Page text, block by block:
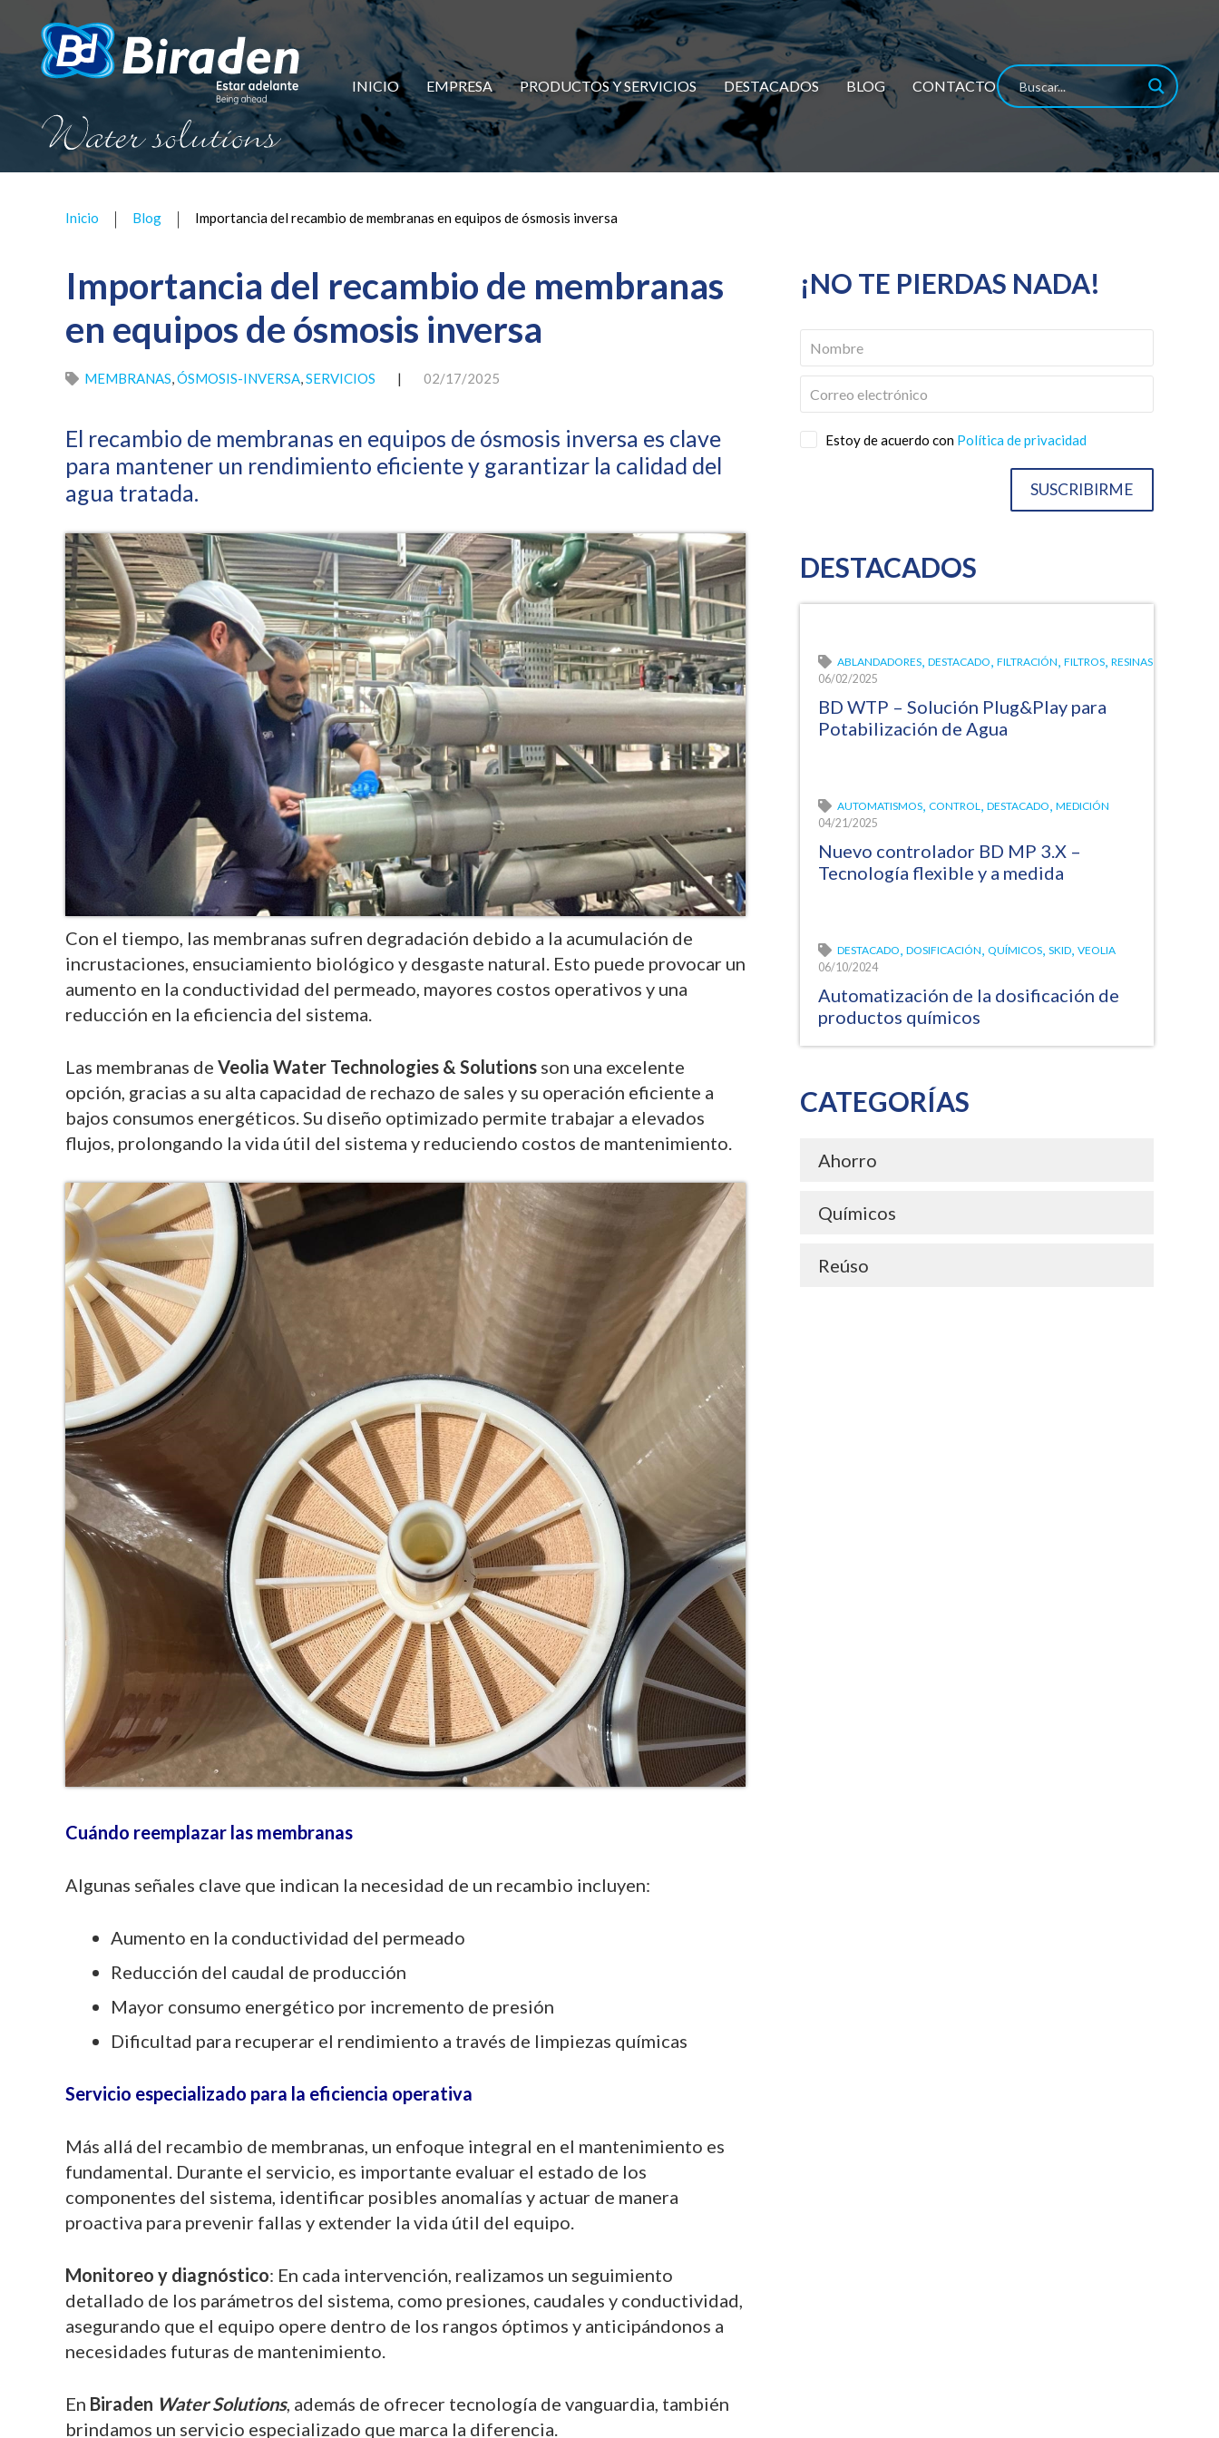
INICIO EMPRESA PRODUCTOS Y SERVICIOS DESTACADOS BLOG CONTACTO
Inicio Blog Importancia del recambio de membranas en equipos de ósmosis inversa
Importancia del recambio de membranas
en equipos de ósmosis inversa
MEMBRANAS,ÓSMOSIS-INVERSA,SERVICIOS | 02/17/2025
El recambio de membranas en equipos de ósmosis inversa es clave
para mantener un rendimiento eficiente y garantizar la calidad del
agua tratada.
Con el tiempo, las membranas sufren degradación debido a la acumulación de
incrustaciones, ensuciamiento biológico y desgaste natural. Esto puede provocar un
aumento en la conductividad del permeado, mayores costos operativos y una
reducción en la eficiencia del sistema.
Las membranas de Veolia Water Technologies & Solutions son una excelente
opción, gracias a su alta capacidad de rechazo de sales y su operación eficiente a
bajos consumos energéticos. Su diseño optimizado permite trabajar a elevados
flujos, prolongando la vida útil del sistema y reduciendo costos de mantenimiento.
Cuándo reemplazar las membranas
Algunas señales clave que indican la necesidad de un recambio incluyen:
Aumento en la conductividad del permeado
Reducción del caudal de producción
Mayor consumo energético por incremento de presión
Dificultad para recuperar el rendimiento a través de limpiezas químicas
Servicio especializado para la eficiencia operativa
Más allá del recambio de membranas, un enfoque integral en el mantenimiento es
fundamental. Durante el servicio, es importante evaluar el estado de los
componentes del sistema, identificar posibles anomalías y actuar de manera
proactiva para prevenir fallas y extender la vida útil del equipo.
Monitoreo y diagnóstico: En cada intervención, realizamos un seguimiento
detallado de los parámetros del sistema, como presiones, caudales y conductividad,
asegurando que el equipo opere dentro de los rangos óptimos y anticipándonos a
necesidades futuras de mantenimiento.
En Biraden Water Solutions, además de ofrecer tecnología de vanguardia, también
brindamos un servicio especializado que marca la diferencia.
¡NO TE PIERDAS NADA!
Estoy de acuerdo con Política de privacidad
SUSCRIBIRME
DESTACADOS
ABLANDADORES, DESTACADO, FILTRACIÓN, FILTROS, RESINAS
06/02/2025
BD WTP – Solución Plug&Play para
Potabilización de Agua
AUTOMATISMOS, CONTROL , DESTACADO, MEDICIÓN
04/21/2025
Nuevo controlador BD MP 3.X –
Tecnología flexible y a medida
DESTACADO, DOSIFICACIÓN, QUÍMICOS, SKID, VEOLIA
06/10/2024
Automatización de la dosificación de
productos químicos
CATEGORÍAS
Ahorro
Químicos
Reúso